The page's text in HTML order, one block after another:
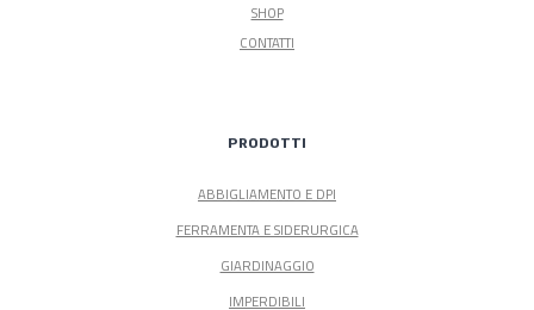
SHOP
CONTATTI
PRODOTTI
ABBIGLIAMENTO E DPI
FERRAMENTA E SIDERURGICA
GIARDINAGGIO
IMPERDIBILI